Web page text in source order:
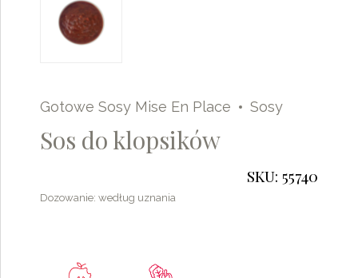
Gotowe Sosy Mise En Place Sosy
Sos do klopsików
SKU: 55740
Dozowanie: według uznania